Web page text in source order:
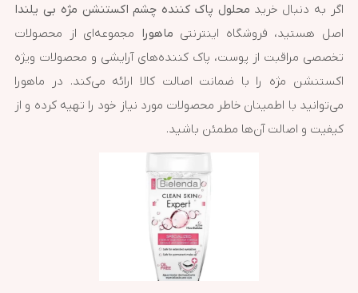
اگر به دنبال خرید محلول پاک کننده چشم اکستنشن مژه بی یلندا
اصل هستید، فروشگاه اینترنتی ماهورا مجموعه‌ای از محصولات
تخصصی مراقبت از پوست، پاک کننده‌های آرایشی و محصولات ویژه
اکستنشن مژه را با ضمانت اصالت کالا ارائه می‌کند. در ماهورا
می‌توانید با اطمینان خاطر محصولات مورد نیاز خود را تهیه کرده و از
کیفیت و اصالت آن‌ها مطمئن باشید.